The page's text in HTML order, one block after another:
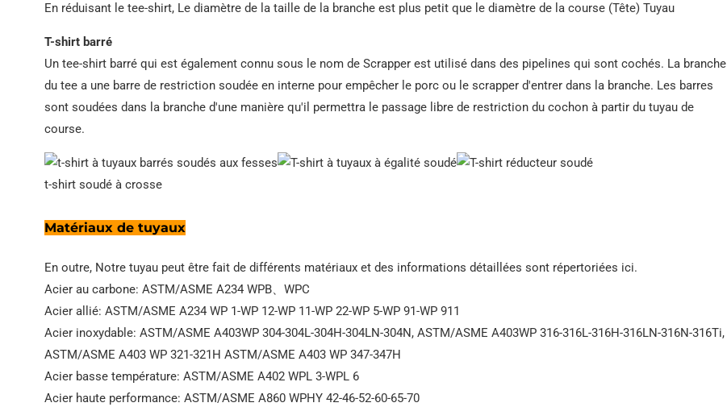
En réduisant le tee-shirt, Le diamètre de la taille de la branche est plus petit que le diamètre de la course (Tête) Tuyau
T-shirt barré
Un tee-shirt barré qui est également connu sous le nom de Scrapper est utilisé dans des pipelines qui sont cochés. La branche
du tee a une barre de restriction soudée en interne pour empêcher le porc ou le scrapper d'entrer dans la branche. Les barres
sont soudées dans la branche d'une manière qu'il permettra le passage libre de restriction du cochon à partir du tuyau de
course.
t-shirt soudé à crosse
Matériaux de tuyaux
En outre, Notre tuyau peut être fait de différents matériaux et des informations détaillées sont répertoriées ici.
Acier au carbone: ASTM/ASME A234 WPB、WPC
Acier allié: ASTM/ASME A234 WP 1-WP 12-WP 11-WP 22-WP 5-WP 91-WP 911
Acier inoxydable: ASTM/ASME A403WP 304-304L-304H-304LN-304N, ASTM/ASME A403WP 316-316L-316H-316LN-316N-316Ti,
ASTM/ASME A403 WP 321-321H ASTM/ASME A403 WP 347-347H
Acier basse température: ASTM/ASME A402 WPL 3-WPL 6
Acier haute performance: ASTM/ASME A860 WPHY 42-46-52-60-65-70